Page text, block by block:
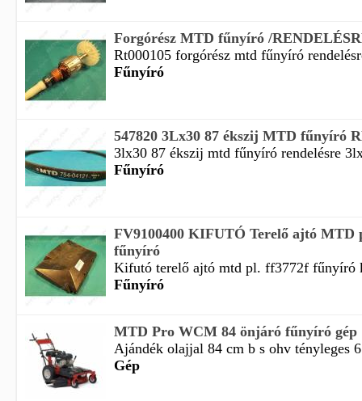
Forgórész MTD fűnyíró /
Rt000105 forgórész mtd fűnyíró
Fűnyíró
547820 3Lx30 87 ékszij MTD fűnyíró
3lx30 87 ékszij mtd fűnyíró rendelésre
Fűnyíró
FV9100400 KIFUTÓ Terelő ajtó MTD
fűnyíró
Kifutó terelő ajtó mtd pl. ff3772f fűnyíró
Fűnyíró
MTD Pro WCM 84 önjáró fűnyíró gép
Ajándék olajjal 84 cm b s ohv tényleges
Gép